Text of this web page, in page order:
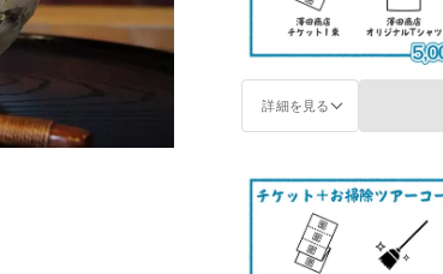
詳細を見る